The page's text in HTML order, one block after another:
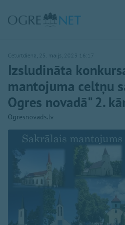
Ceturtdiena, 25. maijs, 2023 16:17
Izsludināta
mantojuma celtņu
Ogres novadā" 2.
Ogresnovads.lv